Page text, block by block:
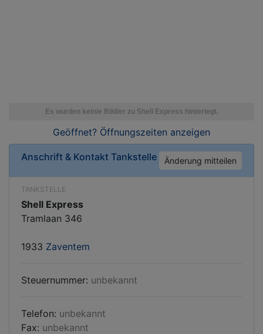
Geöffnet? Öffnungszeiten anzeigen
Anschrift & Kontakt Tankstelle Änderung mitteilen
TANKSTELLE
Shell Express
Tramlaan 346
1933 Zaventem
Steuernummer: unbekannt
Telefon: unbekannt
Fax: unbekannt